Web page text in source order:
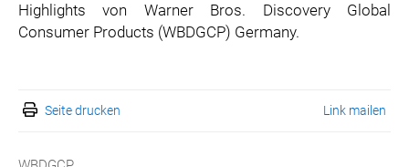
Highlights von Warner Bros. Discovery Global
Consumer Products (WBDGCP) Germany.
Seite drucken Link mailen